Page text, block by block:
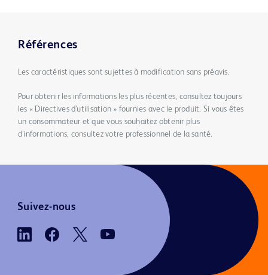
Références
Les caractéristiques sont sujettes à modification sans préavis.
Pour obtenir les informations les plus récentes, consultez toujours
les « Directives d’utilisation » fournies avec le produit. Si vous êtes
un consommateur et que vous souhaitez obtenir plus
d’informations, consultez votre professionnel de la santé.
Suivez-nous